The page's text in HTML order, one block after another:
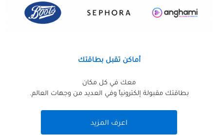
أماكن تقبل بطاقتك
معك في كل مكان
بطاقتك مقبولة إلكترونياً وفي العديد من وجهات العالم.
اعرف المزيد